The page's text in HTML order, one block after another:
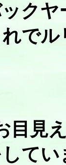
ク
で
目見
て